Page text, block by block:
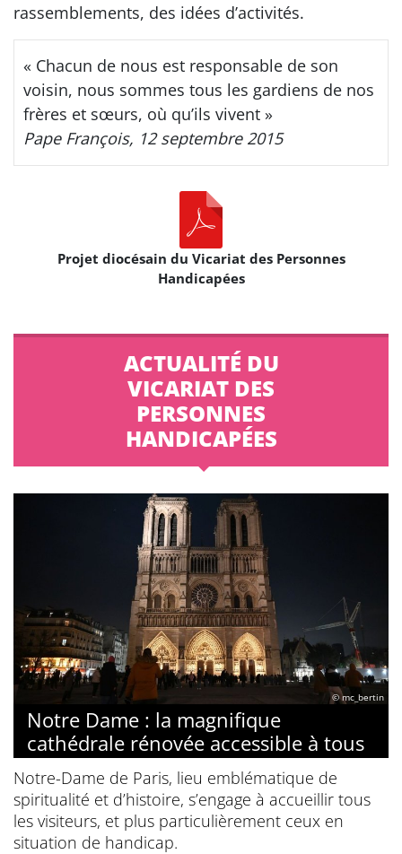
rassemblements, des idées d’activités.
« Chacun de nous est responsable de son
voisin, nous sommes tous les gardiens de nos
frères et sœurs, où qu’ils vivent »
Pape François, 12 septembre 2015
Projet diocésain du Vicariat des Personnes
Handicapées
ACTUALITÉ DU
VICARIAT DES
PERSONNES
HANDICAPÉES
© mc_bertin
Notre Dame : la magnifique
cathédrale rénovée accessible à tous
Notre-Dame de Paris, lieu emblématique de
spiritualité et d’histoire, s’engage à accueillir tous
les visiteurs, et plus particulièrement ceux en
situation de handicap.